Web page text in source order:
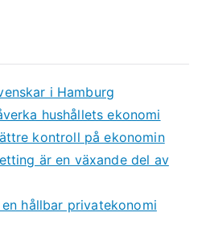
i Hamburg
hushållets ekonomi
kontroll på ekonomin
är en växande del av
hållbar privatekonomi